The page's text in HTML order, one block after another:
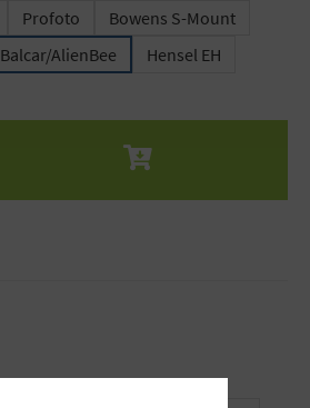
Profoto
Bowens S-Mount
Balcar/AlienBee Hensel EH
Gib den gewünschten Wert